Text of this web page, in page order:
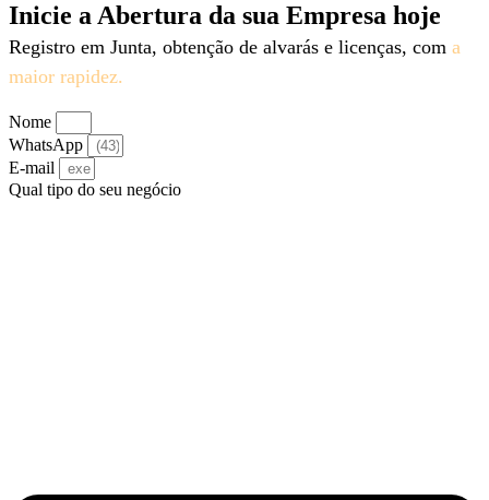
Inicie a Abertura da sua Empresa hoje
Registro em Junta, obtenção de alvarás e licenças, com a
maior rapidez.
Nome
WhatsApp
E-mail
Qual tipo do seu negócio